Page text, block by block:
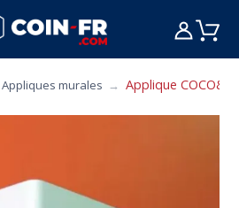
CUISINE MOBILIER
Appliques murales Applique